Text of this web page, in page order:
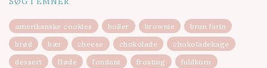
amerikanske cookies boller brownie
brun farin
brød
bær cheese chokolade
chokoladekage
dessert
fløde fondant frosting
fuldkorn